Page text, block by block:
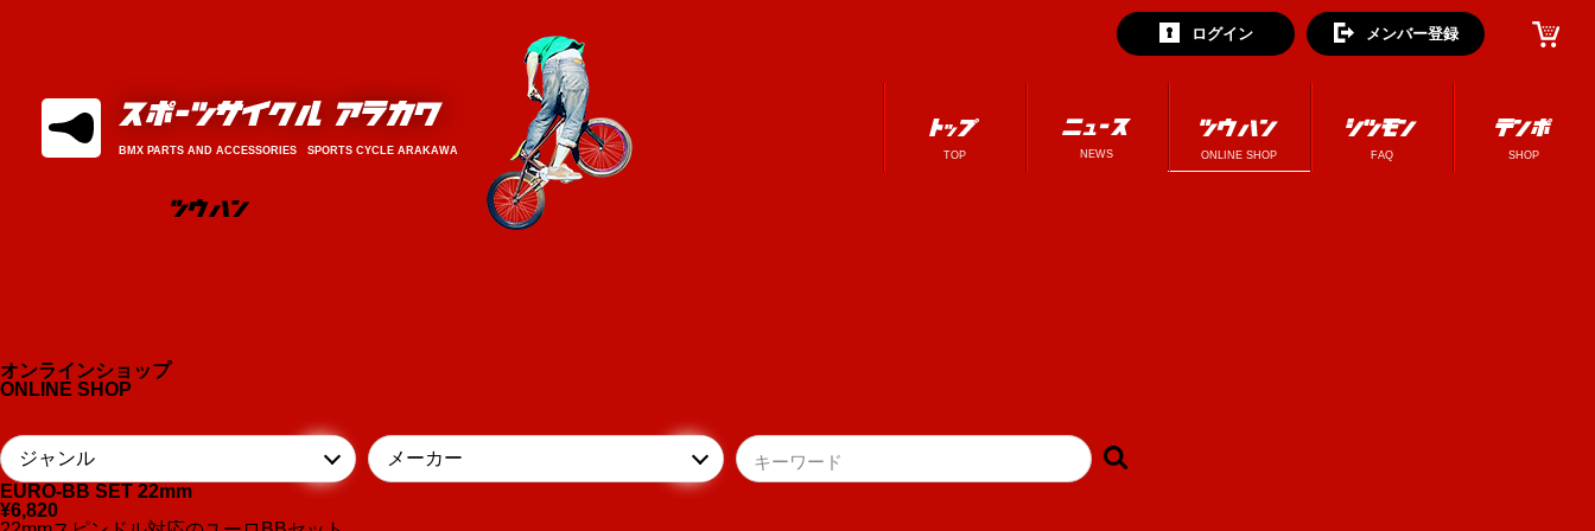
BMX PARTS AND ACCESSORIES SPORTS CYCLE ARAKAWA TOP NEWS ONLINE SHOP FAQ SHOP
ログイン メンバー登録
オンラインショップ
ONLINE SHOP
キーワード
EURO-BB SET 22mm
¥6,820